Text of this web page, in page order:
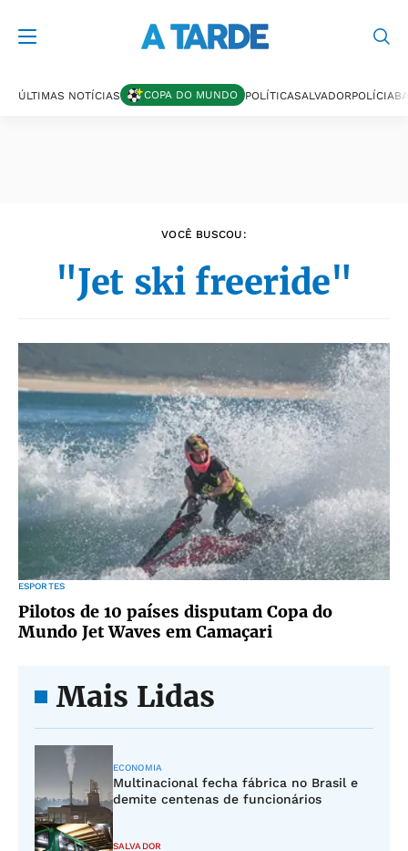
ÚLTIMAS NOTÍCIAS COPA DO MUNDO POLÍTICASALVADORPOLÍCIA
VOCÊ BUSCOU:
"Jet ski freeride"
ESPORTES
Pilotos de 10 países disputam Copa do
Mundo Jet Waves em Camaçari
Mais Lidas
ECONOMIA
Multinacional fecha fábrica no Brasil e
demite centenas de funcionários
SALVADOR